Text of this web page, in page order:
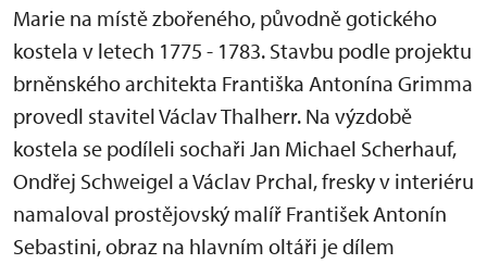
Marie na místě zbořeného, původně gotického
kostela v letech 1775 - 1783. Stavbu podle projektu
brněnského architekta Františka Antonína Grimma
provedl stavitel Václav Thalherr. Na výzdobě
kostela se podíleli sochaři Jan Michael Scherhauf,
Ondřej Schweigel a Václav Prchal, fresky v interiéru
namaloval prostějovský malíř František Antonín
Sebastini, obraz na hlavním oltáři je dílem